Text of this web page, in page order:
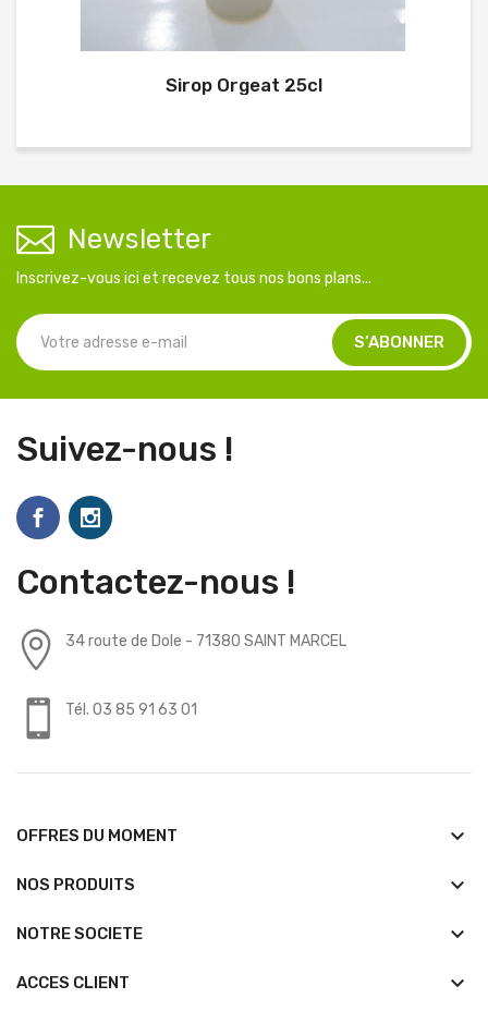
Sirop Orgeat 25cl
Newsletter
Inscrivez-vous ici et recevez tous nos bons plans...
Suivez-nous !
Contactez-nous !
34 route de Dole - 71380 SAINT MARCEL
Tél. 03 85 91 63 01
OFFRES DU MOMENT keyboard_arrow_down
NOS PRODUITS keyboard_arrow_down
NOTRE SOCIETE keyboard_arrow_down
ACCES CLIENT keyboard_arrow_down